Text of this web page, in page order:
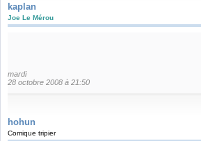
kaplan
Joe Le Mérou
mardi
28 octobre 2008 à 21:50
hohun
Comique tripier